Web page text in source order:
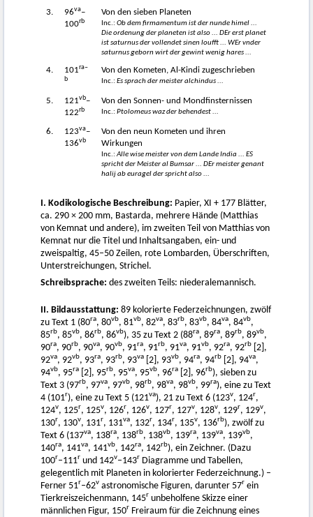
3. 96va–
100rb
Von den sieben Planeten
Inc.: Ob dem firmamentum ist der nunde himel ...
Die ordenung der planeten ist also ... DEr erst planet
ist saturnus der vollendet sinen loufft ... WEr vnder
saturnus geborn wirt der gewint wenig hares ...
4. 101ra–
b
Von den Kometen, Al-Kindi zugeschrieben
Inc.: Es sprach der meister alchindus ...
5. 121vb–
122rb
Von den Sonnen- und Mondfinsternissen
Inc.: Ptolomeus waz der behendest ...
6. 123va–
136vb
Von den neun Kometen und ihren
Wirkungen
Inc.:Alle wise meister von dem Lande India ... ES
spricht der Meister al Bumsar ... DEr meister genant
halij ab euragel der spricht also ...
I. Kodikologische Beschreibung: Papier, XI + 177 Blätter,
ca. 290 × 200 mm, Bastarda, mehrere Hände (Matthias
von Kemnat und andere), im zweiten Teil von Matthias von
Kemnat nur die Titel und Inhaltsangaben, ein- und
zweispaltig, 45–50 Zeilen, rote Lombarden, Überschriften,
Unterstreichungen, Strichel.
Schreibsprache: des zweiten Teils: niederalemannisch.
II. Bildausstattung: 89 kolorierte Federzeichnungen, zwölf
zu Text 1 (80ra, 80vb, 81vb, 82va, 83rb, 83vb, 84va, 84vb,
85rb, 85vb, 86rb, 86vb), 35 zu Text 2 (88ra, 89ra, 89rb, 89vb,
90ra, 90rb, 90va, 90vb, 91ra, 91rb, 91va, 91vb, 92ra, 92rb
[2],
92va, 92vb, 93ra, 93rb, 93va [2], 93vb, 94ra, 94rb [2], 94va,
94vb, 95ra [2], 95rb, 95va, 95vb, 96ra [2], 96rb), sieben zu
Text 3 (97rb, 97va, 97vb, 98rb, 98va, 98vb, 99ra), eine zu Text
4 (101r), eine zu Text 5 (121va), 21 zu Text 6 (123v, 124r,
124v, 125r, 125v, 126r, 126v, 127r, 127v, 128v, 129r, 129v,
130r, 130v, 131r, 131va, 132r, 134r, 135v, 136rb), zwölf zu
Text 6 (137va, 138ra, 138rb, 138vb, 139ra, 139va, 139vb,
140ra, 141va, 141vb, 142ra, 142rb), ein Zeichner. (Dazu
100r–111r und 142v–143r Diagramme und Tabellen,
gelegentlich mit Planeten in kolorierter Federzeichnung.) –
Ferner 51r–62v astronomische Figuren, darunter 57r ein
Tierkreiszeichenmann, 145r unbeholfene Skizze einer
männlichen Figur, 150r Freiraum für die Zeichnung eines